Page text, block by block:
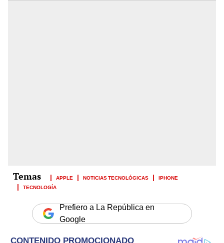
APPLE NOTICIAS TECNOLÓGICAS
IPHONE
TECNOLOGÍA
Prefiero a La República en
Google